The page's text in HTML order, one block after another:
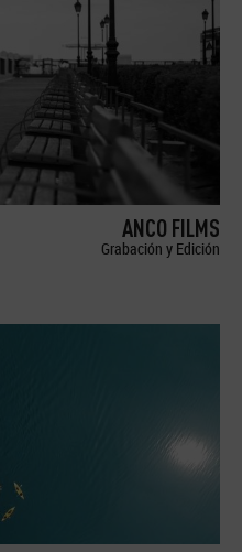
ANCO FILMS
Grabación y Edición